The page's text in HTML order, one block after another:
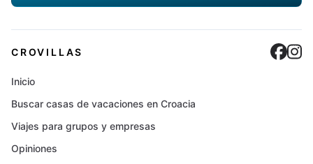
CROVILLAS
Inicio
Buscar casas de vacaciones en Croacia
Viajes para grupos y empresas
Opiniones